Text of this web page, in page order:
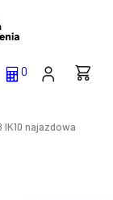
0
najazdowa